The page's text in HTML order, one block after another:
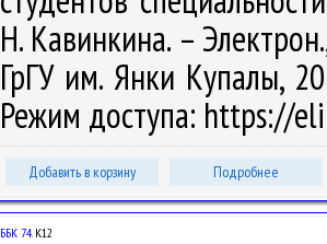
Н. Кавинкина. –
ГрГУ им. Янки Купалы,
Режим доступа: https://
Добавить в корзину Подробнее
ББК 74.К12